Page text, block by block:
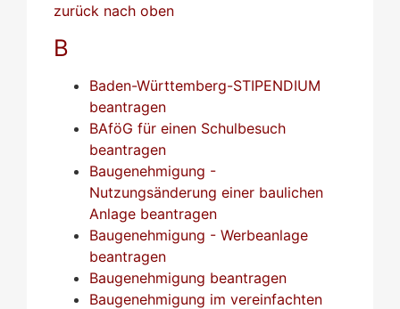
zurück nach oben
B
Baden-Württemberg-STIPENDIUM
beantragen
BAföG für einen Schulbesuch
beantragen
Baugenehmigung -
Nutzungsänderung einer baulichen
Anlage beantragen
Baugenehmigung - Werbeanlage
beantragen
Baugenehmigung beantragen
Baugenehmigung im vereinfachten